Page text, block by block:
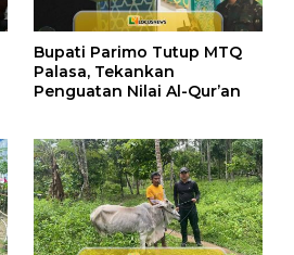
Bupati Parimo Tutup MTQ
Palasa, Tekankan
Penguatan Nilai Al-Qur’an